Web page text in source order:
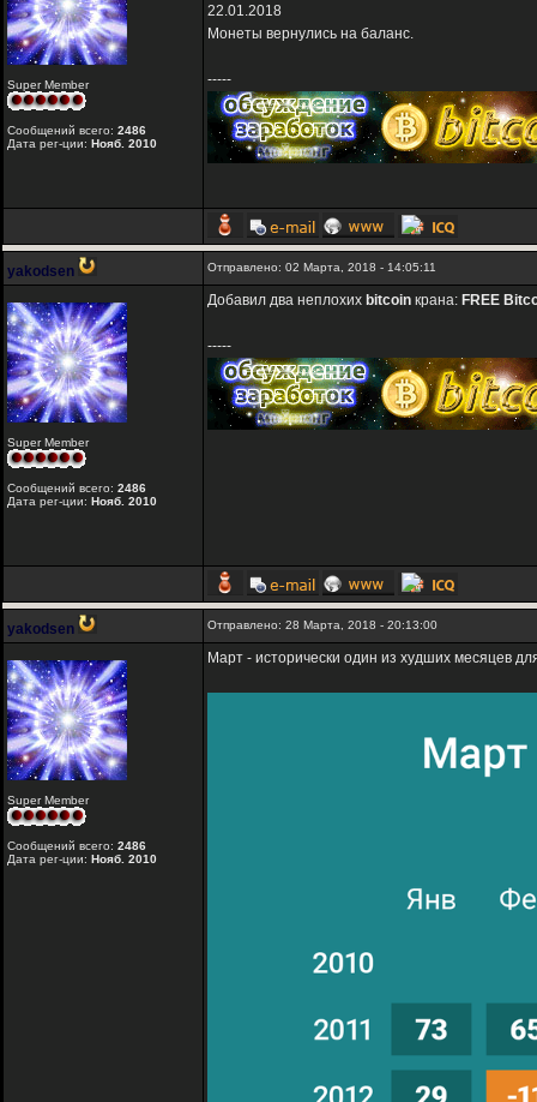
Super Member
Сообщений всего: 2486
Дата рег-ции: Нояб. 2010
22.01.2018
Монеты вернулись на баланс.
-----
yakodsen Отправлено: 02 Марта, 2018 - 14:05:11
Super Member
Сообщений всего: 2486
Дата рег-ции: Нояб. 2010
Добавил два неплохих bitcoin крана: FREE
-----
yakodsen Отправлено: 28 Марта, 2018 - 20:13:00
Super Member
Сообщений всего: 2486
Дата рег-ции: Нояб. 2010
Март - исторически один из худших месяцев